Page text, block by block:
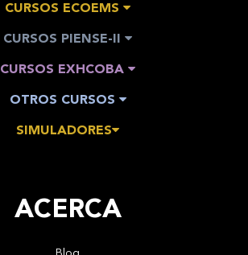
CURSOS ECOEMS
CURSOS PIENSE-II
CURSOS EXHCOBA
OTROS CURSOS
SIMULADORES
ACERCA